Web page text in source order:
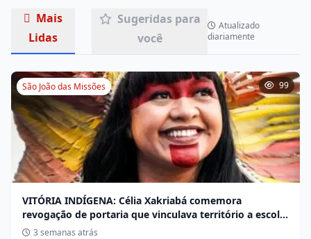
Mais
Lidas
Sugeridas para
você
Atualizado
diariamente
São João das Missões 99
VITÓRIA INDÍGENA: Célia Xakriabá comemora
revogação de portaria que vinculava território a escola
não indígena
3 semanas atrás